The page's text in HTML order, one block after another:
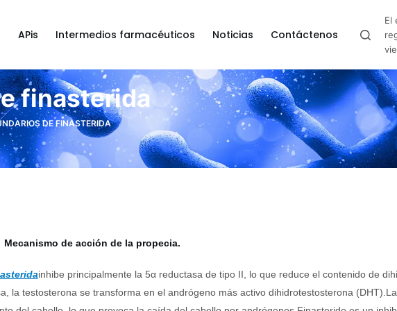
APis Intermedios farmacéuticos Noticias Contáctenos
El
finasterida
DE FINASTERIDA
Mecanismo de acción de la propecia.
inhibe principalmente la 5α reductasa de tipo II, lo que reduce el contenido de
la testosterona se transforma en el andrógeno más activo dihidrotestosterona